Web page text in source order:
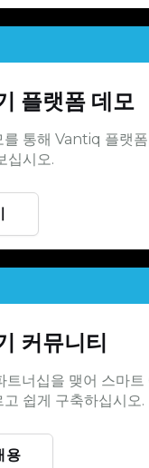
플랫폼 데모
를 통해 Vantiq 플랫
십시오.
커뮤니티
너십을 맺어 스마트
쉽게 구축하십시오.
용